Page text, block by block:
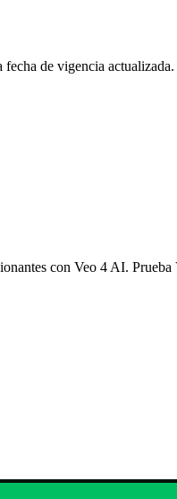
de vigencia actualizada.
con Veo 4 AI. Prueba